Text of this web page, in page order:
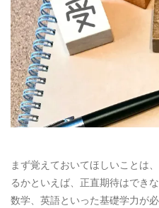
まず覚えておいてほしいことは
るかといえば、正直期待はでき
数学、英語といった基礎学力が